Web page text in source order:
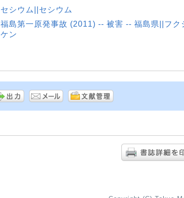
セシウム||セシウム
福島第一原発事故 (2011) -- 被害 -- 福島県||フ
ケン